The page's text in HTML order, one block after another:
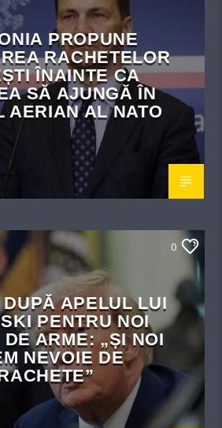
PROPUNE
RACHETELOR
ÎNAINTE CA
SĂ AJUNGĂ ÎN
AERIAN AL NATO
0
DUPĂ APELUL LUI
PENTRU NOI
ARME: „ȘI NOI
NEVOIE DE